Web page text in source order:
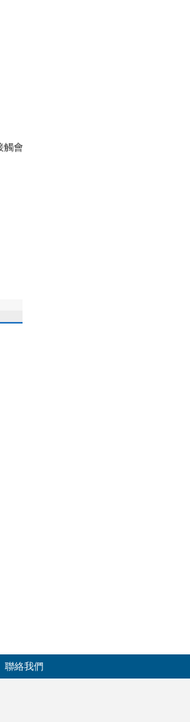
觸會
聯絡我們